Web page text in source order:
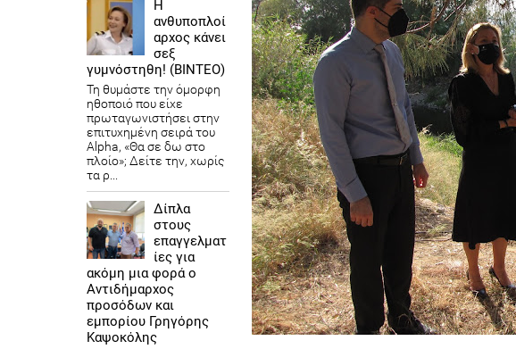
Η
ανθυποπλοί
αρχος κάνει
σεξ
γυμνόστηθη! (ΒΙΝΤΕΟ)
Τη θυμάστε την όμορφη
ηθοποιό που είχε
πρωταγωνιστήσει στην
επιτυχημένη σειρά του
Alpha, «Θα σε δω στο
πλοίο»; Δείτε την, χωρίς
τα ρ...
Δίπλα
στους
επαγγελματ
ίες για
ακόμη μια φορά ο
Αντιδήμαρχος
προσόδων και
εμπορίου Γρηγόρης
Καψοκόλης